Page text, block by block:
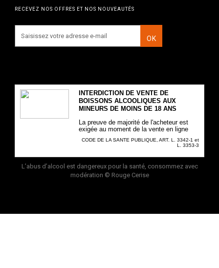
RECEVEZ NOS OFFRES ET NOS NOUVEAUTÉS
OK
INTERDICTION DE VENTE DE
BOISSONS ALCOOLIQUES AUX
MINEURS DE MOINS DE 18 ANS
La preuve de majorité de l'acheteur est
exigée au moment de la vente en ligne
CODE DE LA SANTE PUBLIQUE, ART. L. 3342-1 et
L. 3353-3
L’abus d’alcool est dangereux pour la santé, consommez avec
modération © Rouge Cerise